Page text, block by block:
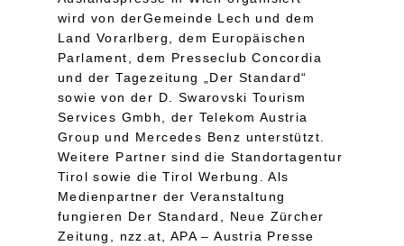
wird von derGemeinde Lech und dem
Land Vorarlberg, dem Europäischen
Parlament, dem Presseclub Concordia
und der Tagezeitung „Der Standard“
sowie von der D. Swarovski Tourism
Services Gmbh, der Telekom Austria
Group und Mercedes Benz unterstützt.
Weitere Partner sind die Standortagentur
Tirol sowie die Tirol Werbung. Als
Medienpartner der Veranstaltung
fungieren Der Standard, Neue Zürcher
Zeitung, nzz.at, APA – Austria Presse